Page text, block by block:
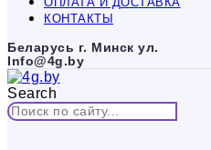
КОНТАКТЫ
Беларусь г. Минск ул.
Info@4g.by
Search